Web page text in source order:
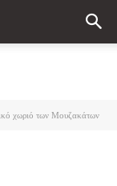
χωριό των Μουζακάτων